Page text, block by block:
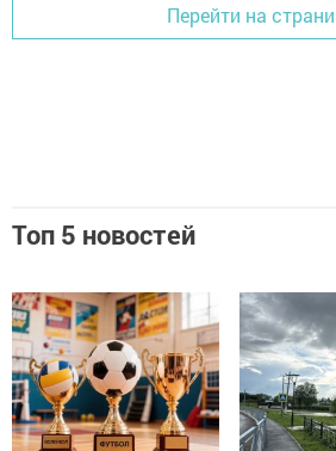
Перейти на
Топ 5 новостей